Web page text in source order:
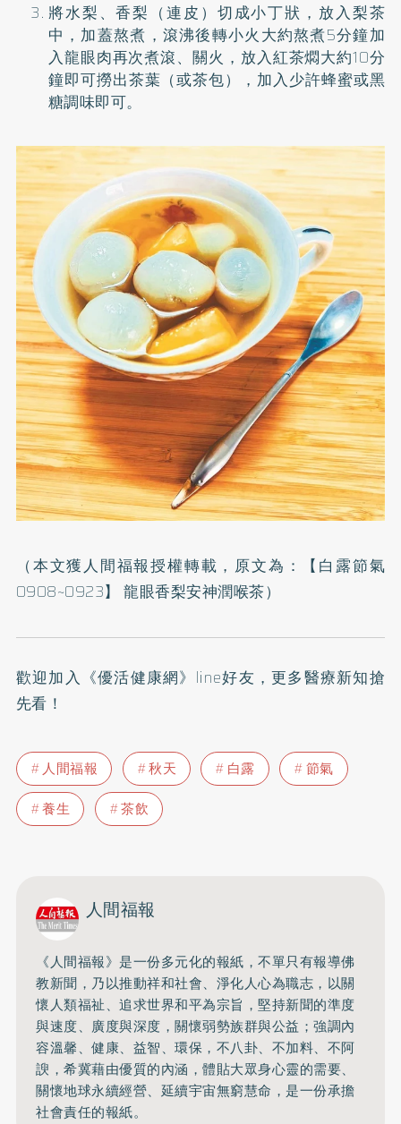
將水梨、香梨（連皮）切成小丁狀，放入梨茶
中，加蓋熬煮，滾沸後轉小火大約熬煮5分鐘加
入龍眼肉再次煮滾、關火，放入紅茶燜大約10分
鐘即可撈出茶葉（或茶包），加入少許蜂蜜或黑
糖調味即可。
（本文獲人間福報授權轉載，原文為：
【白露節氣
0908~0923】 龍眼香梨安神潤喉茶）
歡迎加入 《優活健康網》line好友 ，更多醫療新知搶
先看！
人間福報 秋天 白露
節氣
養生
茶飲
人間福報
《人間福報》是一份多元化的報紙，不單只有報導佛
教新聞，乃以推動祥和社會、淨化人心為職志，以關
懷人類福祉、追求世界和平為宗旨，堅持新聞的準度
與速度、廣度與深度，關懷弱勢族群與公益；強調內
容溫馨、健康、益智、環保，不八卦、不加料、不阿
諛，希冀藉由優質的內涵，體貼大眾身心靈的需要、
關懷地球永續經營、延續宇宙無窮慧命，是一份承擔
社會責任的報紙。